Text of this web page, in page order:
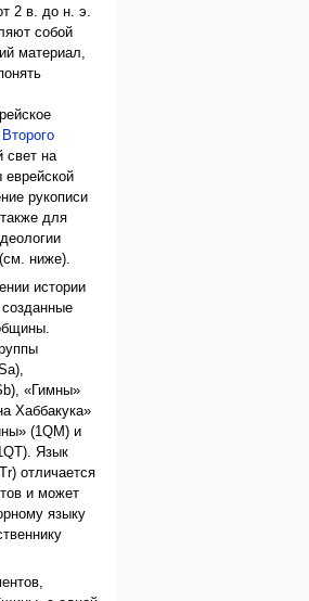
2 в. до н. э.
собой
материал,
свет на
рукописи
для
ниже).
истории
«Гимны»
Хаббакука»
(1QM) и
Язык
отличается
и может
языку